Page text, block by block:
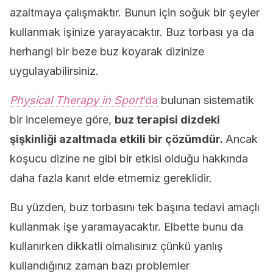
azaltmaya çalışmaktır. Bunun için soğuk bir şeyler
kullanmak işinize yarayacaktır. Buz torbası ya da
herhangi bir beze buz koyarak dizinize
uygulayabilirsiniz.
Physical Therapy in Sport‘da bulunan sistematik
bir incelemeye göre, buz terapisi dizdeki
şişkinliği azaltmada etkili bir çözümdür. Ancak
koşucu dizine ne gibi bir etkisi olduğu hakkında
daha fazla kanıt elde etmemiz gereklidir.
Bu yüzden, buz torbasını tek başına tedavi amaçlı
kullanmak işe yaramayacaktır. Elbette bunu da
kullanırken dikkatli olmalısınız çünkü yanlış
kullandığınız zaman bazı problemler